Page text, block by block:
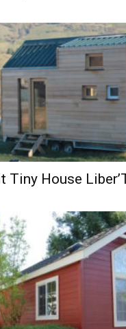
Tiny House